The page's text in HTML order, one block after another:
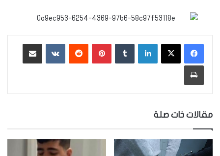
لينكدإن بينتيريست ‏VKontakte
طباعة
مقالات ذات صلة